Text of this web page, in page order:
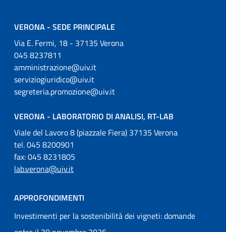
VERONA - SEDE PRINCIPALE
Via E. Fermi, 18 - 37135 Verona
045 8237811
amministrazione@uiv.it
serviziogiuridico@uiv.it
segreteria.promozione@uiv.it
VERONA - LABORATORIO DI ANALISI, RT-LAB
Viale del Lavoro 8 (piazzale Fiera) 37135 Verona
tel. 045 8200901
fax: 045 8231805
lab.verona@uiv.it
APPROFONDIMENTI
Investimenti per la sostenibilità dei vigneti: domande